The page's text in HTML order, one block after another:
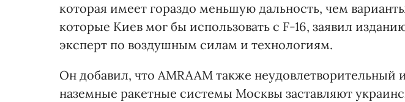
которая имеет гораздо меньшую дальность, чем
которые Киев мог бы использовать с F-16, заявил
эксперт по воздушным силам и технологиям.
Он добавил, что AMRAAM также неудовлетворительный
наземные ракетные системы Москвы заставляют